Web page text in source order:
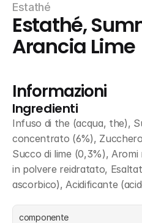
Estathé
Estathé,
Arancia Lime
Informazioni
Ingredienti
Infuso di the (acqua, the),
concentrato (6%),
Succo di lime (0,3%),
in polvere reidratato,
ascorbico), Acidificante
componente